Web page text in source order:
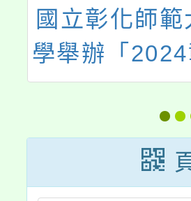
國立彰化師範
學舉辦「2024
師地理探索營